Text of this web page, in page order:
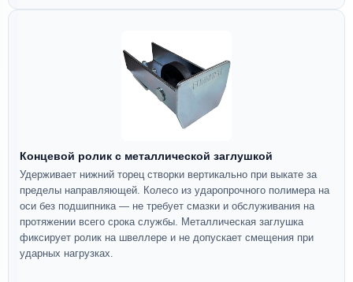
Концевой ролик с металлической заглушкой
Удерживает нижний торец створки вертикально при выкате за
пределы направляющей. Колесо из ударопрочного полимера на
оси без подшипника — не требует смазки и обслуживания на
протяжении всего срока службы. Металлическая заглушка
фиксирует ролик на швеллере и не допускает смещения при
ударных нагрузках.